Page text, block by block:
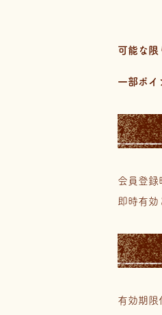
可能な限
一部ポイ
会員登録
即時有効
有効期限